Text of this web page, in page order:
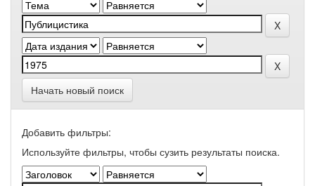
Начать новый поиск
Добавить фильтры:
Используйте фильтры, чтобы сузить результаты поиска.